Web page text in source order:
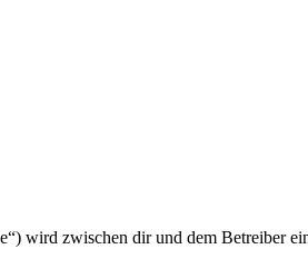
wird zwischen dir und dem Betreiber